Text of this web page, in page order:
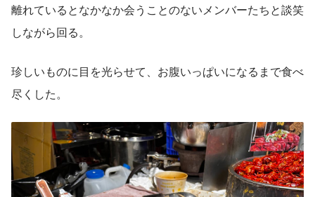
離れているとなかなか会うことのないメンバーたちと談笑
しながら回る。
珍しいものに目を光らせて、お腹いっぱいになるまで食べ
尽くした。